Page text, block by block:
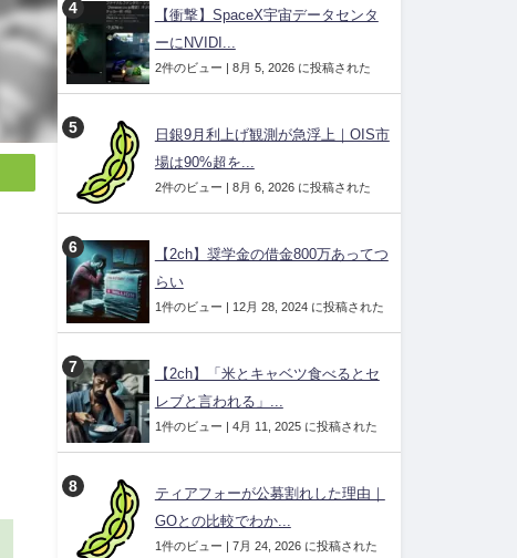
【衝撃】SpaceX宇宙データセンタ
ーにNVIDI...
2件のビュー | 8月 5, 2026 に投稿された
日銀9月利上げ観測が急浮上｜OIS市
場は90%超を...
2件のビュー | 8月 6, 2026 に投稿された
【2ch】奨学金の借金800万あってつ
らい
1件のビュー | 12月 28, 2024 に投稿された
【2ch】「米とキャベツ食べるとセ
レブと言われる」...
1件のビュー | 4月 11, 2025 に投稿された
ティアフォーが公募割れした理由｜
GOとの比較でわか...
1件のビュー | 7月 24, 2026 に投稿された